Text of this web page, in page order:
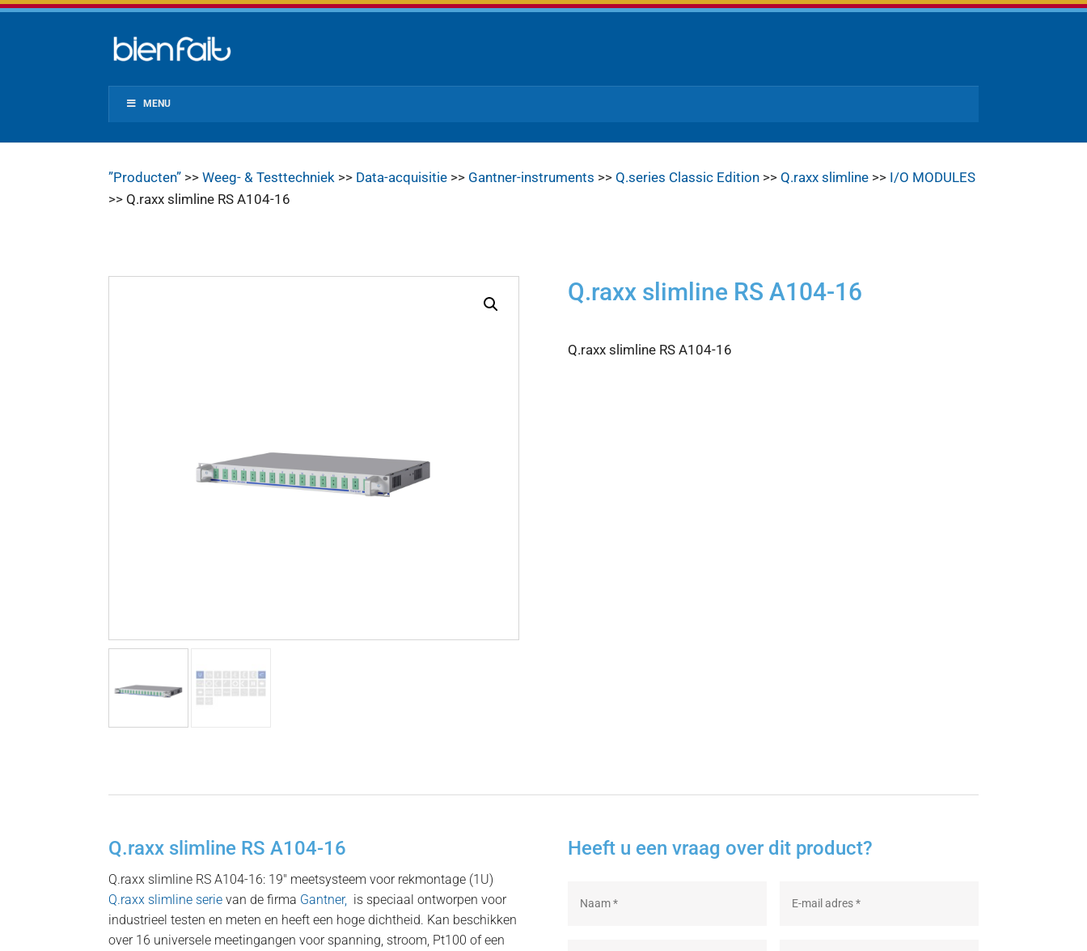
MENU
”Producten” >>Weeg- & Testtechniek >> Data-acquisitie >> Gantner-instruments >> Q.series Classic Edition >> Q.raxx slimline >> I/O MODULES
>> Q.raxx slimline RS A104-16
Q.raxx slimline RS A104-16
Q.raxx slimline RS A104-16
Q.raxx slimline RS A104-16
Q.raxx slimline RS A104-16: 19″ meetsysteem voor rekmontage (1U)
Q.raxx slimline serie van de firma Gantner, is speciaal ontworpen voor
industrieel testen en meten en heeft een hoge dichtheid. Kan beschikken
over 16 universele meetingangen voor spanning, stroom, Pt100 of een
Heeft u een vraag over dit product?